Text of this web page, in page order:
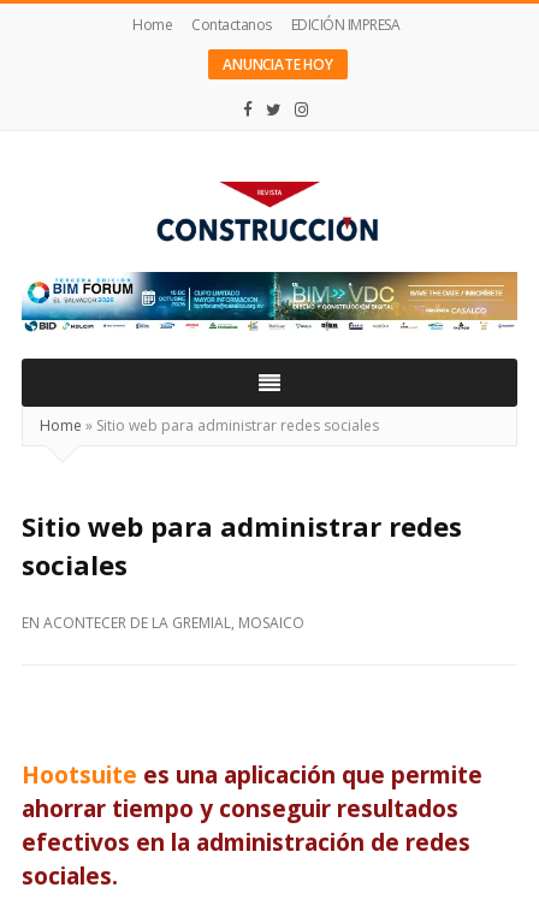
Home Contactanos
EDICIÓN IMPRESA
ANUNCIATE HOY
Construcción
Home » Sitio web para administrar redes sociales
Sitio web para administrar redes
sociales
EN ACONTECER DE LA GREMIAL, MOSAICO
Hootsuite es una aplicación que permite
ahorrar tiempo y conseguir resultados
efectivos en la administración de redes
sociales.